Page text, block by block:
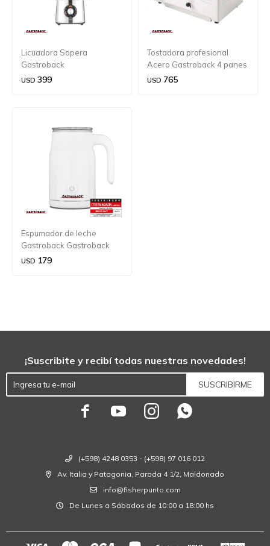
Licuadora Sopera
Gastroback
USD 399
Tostadora profesional
Acero Gastroback 4 panes
2300 w
USD 765
Espumador de leche
Gastroback Gastroback
Latte Magic
USD 179
(+598) 4248 0353 - (+598) 97 016 012
Av. Italia y Patagonia, Parada 4 1/2, Maldonado
info@fisherpunta.com
De Lunes a Sábados de 10:00 a 18:00 hs
¡Suscribite y recibí todas nuestras novedades!
SUSCRIBIRME
   